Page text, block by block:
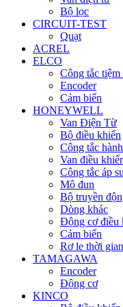
Bộ lọc
CIRCUIT-TEST
Quạt
ACREL
ELCO
Công tắc tiệm
Encoder
Cảm biến
HONEYWELL
Van Điện Từ
Bộ điều khiển
Công tắc
Van điều
Công tắc áp
Mô đun
Bộ truyền
Dòng khác
Động cơ điều
Cảm biến
Rơ le thời gian
TAMAGAWA
Encoder
Động cơ
KINCO